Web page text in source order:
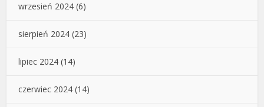
wrzesień 2024 (6)
sierpień 2024 (23)
lipiec 2024 (14)
czerwiec 2024 (14)